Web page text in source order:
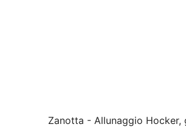
Zanotta - Allunaggio Hocker,